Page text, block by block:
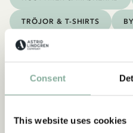
Consent
This website uses cookies
TRÖJOR & T-SHIRTS